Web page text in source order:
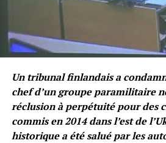
Un tribunal finlandais a
chef d’un groupe paramilitaire
réclusion à perpétuité pour des
commis en 2014 dans l’est de
historique a été salué par les